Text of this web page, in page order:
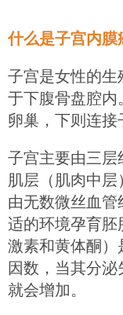
什么是子宫内膜
子宫是女性的
于下腹骨盘腔
卵巢，下则连接
子宫主要由三
肌层（肌肉中
由无数微丝血
适的环境孕育
激素和黄体酮
因数，当其分
就会增加。